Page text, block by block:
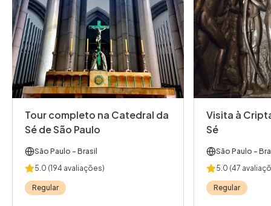
Tour completo na Catedral da
Sé de São Paulo
São Paulo - Brasil
5.0 (194 avaliações)
Regular
Visita à
Sé
São Paulo -
5.0 (47
Regular